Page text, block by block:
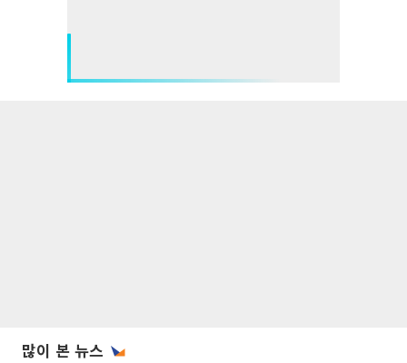
많이 본 뉴스